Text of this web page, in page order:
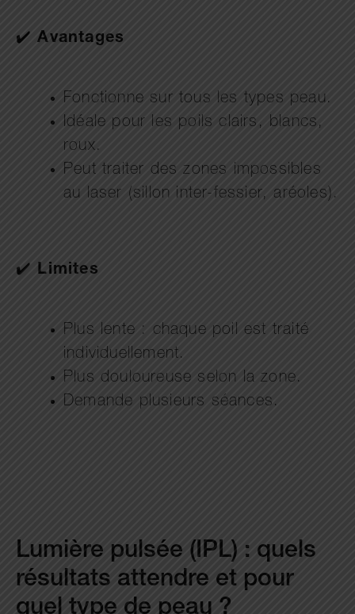
✔️Avantages
Fonctionne sur tous les types peau.
Idéale pour les poils clairs, blancs,
roux.
Peut traiter des zones impossibles
au laser (sillon inter-fessier, aréoles).
✔️ Limites
Plus lente : chaque poil est traité
individuellement.
Plus douloureuse selon la zone.
Demande plusieurs séances.
Lumière pulsée (IPL) : quels
résultats attendre et pour
quel type de peau ?